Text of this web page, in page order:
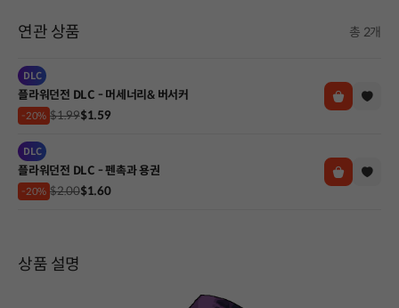
연관 상품 총 2개
DLC
플라워던전 DLC - 머세너리& 버서커
-20% $1.99$1.59
DLC
플라워던전 DLC - 펜촉과 용권
-20% $2.00$1.60
상품 설명